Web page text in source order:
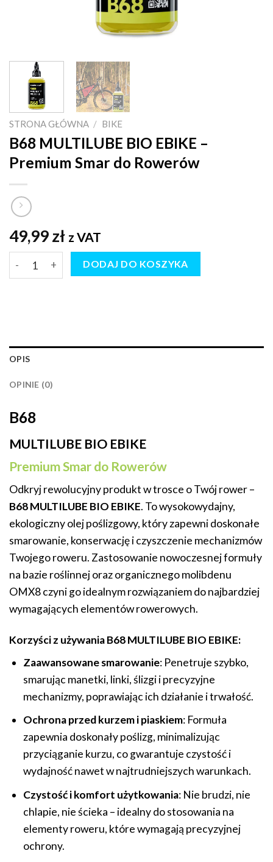
STRONA GŁÓWNA / BIKE
B68 MULTILUBE BIO EBIKE –
Premium Smar do Rowerów
49,99zł z VAT
ilość B68 MULTILUBE BIO EBIKE - Premium Smar do
DODAJ DO KOSZYKA
OPIS
OPINIE (0)
B68
MULTILUBE BIO EBIKE
Premium Smar do Rowerów
Odkryj rewolucyjny produkt w trosce o Twój rower –
B68 MULTILUBE BIO EBIKE. To wysokowydajny,
ekologiczny olej poślizgowy, który zapewni doskonałe
smarowanie, konserwację i czyszczenie mechanizmów
Twojego roweru. Zastosowanie nowoczesnej formuły
na bazie roślinnej oraz organicznego molibdenu
OMX8 czyni go idealnym rozwiązaniem do najbardziej
wymagających elementów rowerowych.
Korzyści z używania B68 MULTILUBE BIO EBIKE:
Zaawansowane smarowanie: Penetruje szybko,
smarując manetki, linki, ślizgi i precyzyjne
mechanizmy, poprawiając ich działanie i trwałość.
Ochrona przed kurzem i piaskiem: Formuła
zapewnia doskonały poślizg, minimalizując
przyciąganie kurzu, co gwarantuje czystość i
wydajność nawet w najtrudniejszych warunkach.
Czystość i komfort użytkowania: Nie brudzi, nie
chlapie, nie ścieka – idealny do stosowania na
elementy roweru, które wymagają precyzyjnej
ochrony.